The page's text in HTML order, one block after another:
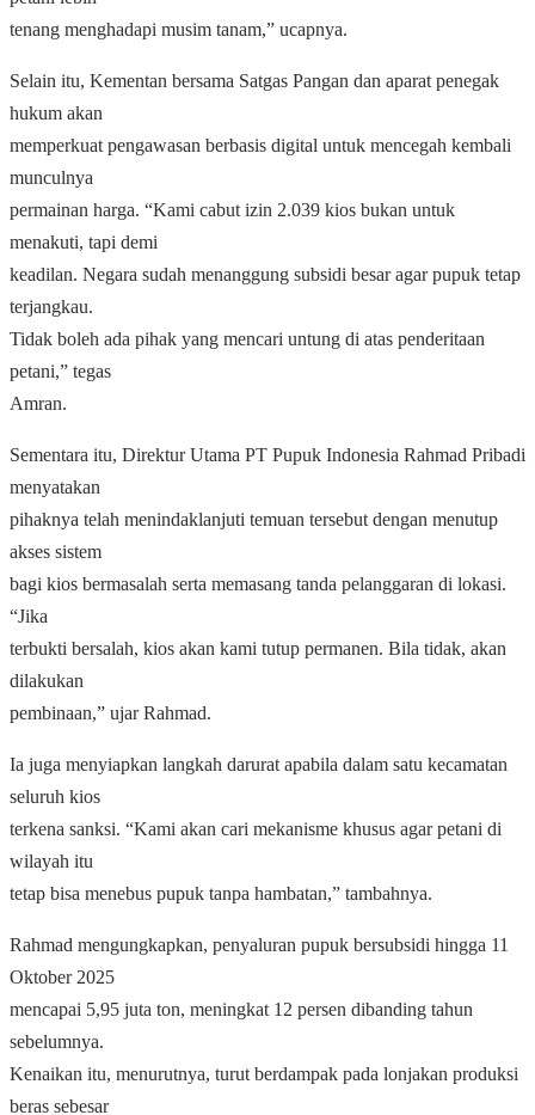
tenang menghadapi musim tanam,” ucapnya.
Selain itu, Kementan bersama Satgas Pangan dan aparat penegak
hukum akan
memperkuat pengawasan berbasis digital untuk mencegah kembali
munculnya
permainan harga. “Kami cabut izin 2.039 kios bukan untuk
menakuti, tapi demi
keadilan. Negara sudah menanggung subsidi besar agar pupuk tetap
terjangkau.
Tidak boleh ada pihak yang mencari untung di atas penderitaan
petani,” tegas
Amran.
Sementara itu, Direktur Utama PT Pupuk Indonesia Rahmad Pribadi
menyatakan
pihaknya telah menindaklanjuti temuan tersebut dengan menutup
akses sistem
bagi kios bermasalah serta memasang tanda pelanggaran di lokasi.
“Jika
terbukti bersalah, kios akan kami tutup permanen. Bila tidak, akan
dilakukan
pembinaan,” ujar Rahmad.
Ia juga menyiapkan langkah darurat apabila dalam satu kecamatan
seluruh kios
terkena sanksi. “Kami akan cari mekanisme khusus agar petani di
wilayah itu
tetap bisa menebus pupuk tanpa hambatan,” tambahnya.
Rahmad mengungkapkan, penyaluran pupuk bersubsidi hingga 11
Oktober 2025
mencapai 5,95 juta ton, meningkat 12 persen dibanding tahun
sebelumnya.
Kenaikan itu, menurutnya, turut berdampak pada lonjakan produksi
beras sebesar